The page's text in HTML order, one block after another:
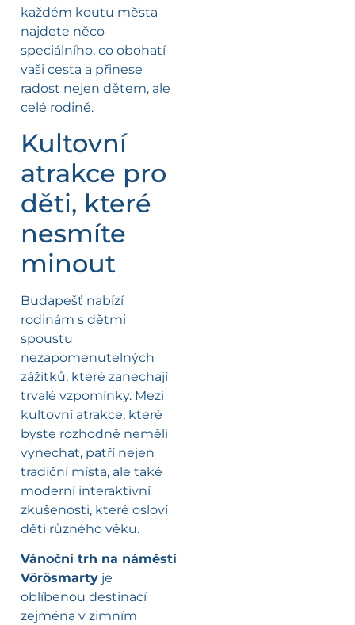
každém koutu města
najdete něco
speciálního, co obohatí
vaši cesta a přinese
radost nejen dětem, ale
celé rodině.
Kultovní
atrakce pro
děti, které
nesmíte
minout
Budapešť nabízí
rodinám s dětmi
spoustu
nezapomenutelných
zážitků, které zanechají
trvalé vzpomínky. Mezi
kultovní atrakce, které
byste rozhodně neměli
vynechat, patří nejen
tradiční místa, ale také
moderní interaktivní
zkušenosti, které osloví
děti různého věku.
Vánoční trh na náměstí
Vörösmarty je
oblíbenou destinací
zejména v zimním